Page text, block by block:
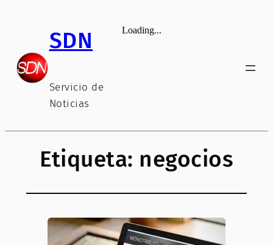
contenidoSDN
Servicio de
Noticias
Etiqueta: negocios